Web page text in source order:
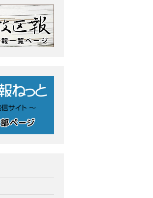
最近の投稿
2026年8月 教区長あいさつ
教区合唱団 コーラスフェステ
タグ